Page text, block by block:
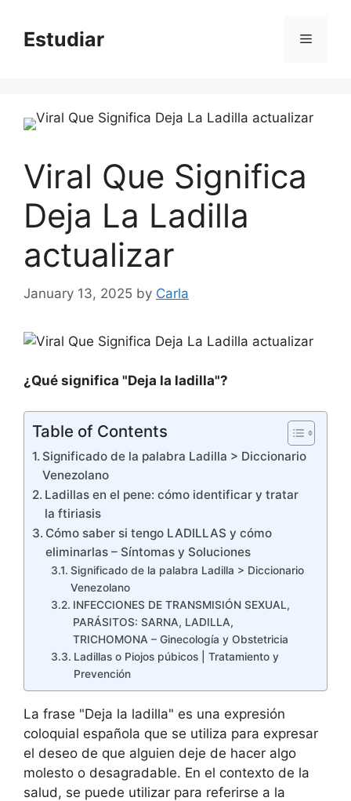
contentEstudiar Menu
Viral Que Significa
Deja La Ladilla
actualizar
January 13, 2025 by Carla
¿Qué significa "Deja la ladilla"?
Table of Contents
Significado de la palabra Ladilla > Diccionario
Venezolano
Ladillas en el pene: cómo identificar y tratar
la ftiriasis
Cómo saber si tengo LADILLAS y cómo
eliminarlas – Síntomas y Soluciones
Significado de la palabra Ladilla > Diccionario
Venezolano
INFECCIONES DE TRANSMISIÓN SEXUAL,
PARÁSITOS: SARNA, LADILLA,
TRICHOMONA – Ginecología y Obstetricia
Ladillas o Piojos púbicos | Tratamiento y
Prevención
La frase "Deja la ladilla" es una expresión
coloquial española que se utiliza para expresar
el deseo de que alguien deje de hacer algo
molesto o desagradable. En el contexto de la
salud, se puede utilizar para referirse a la